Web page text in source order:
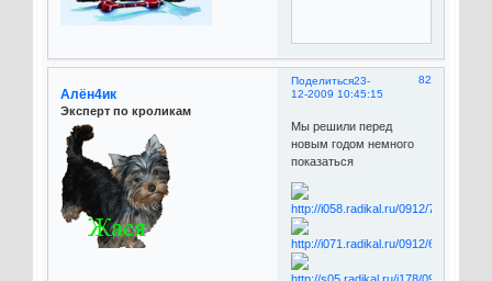
Поделиться 82
23-
12-2009 10:45:15
Алён4ик
Эксперт по кроликам
Мы решили перед
новым годом немного
показаться